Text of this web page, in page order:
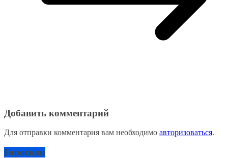
Добавить комментарий
Для отправки комментария вам необходимо авторизоваться.
Гороскоп